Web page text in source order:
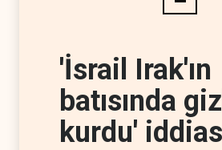
'İsrail Irak'ın
batısında
kurdu'